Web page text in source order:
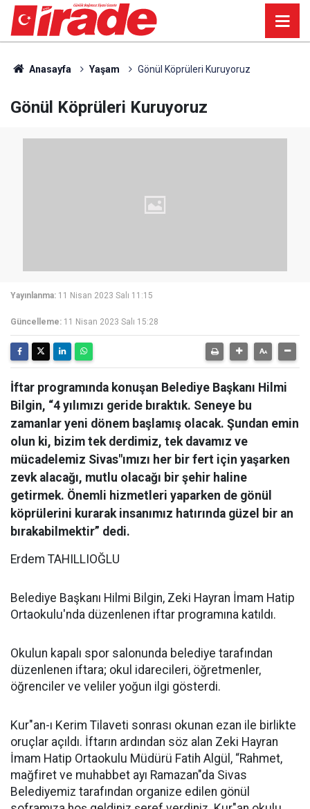
Anasayfa Yaşam Gönül Köprüleri Kuruyoruz
Gönül Köprüleri Kuruyoruz
Yayınlanma: 11 Nisan 2023 Salı 11:15
Güncelleme: 11 Nisan 2023 Salı 15:28
İftar programında konuşan Belediye Başkanı Hilmi
Bilgin, “4 yılımızı geride bıraktık. Seneye bu
zamanlar yeni dönem başlamış olacak. Şundan emin
olun ki, bizim tek derdimiz, tek davamız ve
mücadelemiz Sivas"ımızı her bir fert için yaşarken
zevk alacağı, mutlu olacağı bir şehir haline
getirmek. Önemli hizmetleri yaparken de gönül
köprülerini kurarak insanımız hatırında güzel bir an
bırakabilmektir” dedi.
Erdem TAHILLIOĞLU
Belediye Başkanı Hilmi Bilgin, Zeki Hayran İmam Hatip
Ortaokulu'nda düzenlenen iftar programına katıldı.
Okulun kapalı spor salonunda belediye tarafından
düzenlenen iftara; okul idarecileri, öğretmenler,
öğrenciler ve veliler yoğun ilgi gösterdi.
Kur"an-ı Kerim Tilaveti sonrası okunan ezan ile birlikte
oruçlar açıldı. İftarın ardından söz alan Zeki Hayran
İmam Hatip Ortaokulu Müdürü Fatih Algül, “Rahmet,
mağfiret ve muhabbet ayı Ramazan"da Sivas
Belediyemiz tarafından organize edilen gönül